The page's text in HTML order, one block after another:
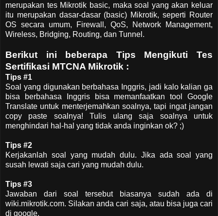
merupakan tes Mikrotik basic, maka soal yang akan keluar
itu merupakan dasar-dasar (basic) Mikrotik, seperti Router
OS secara umum, Firewall, QoS, Network Management,
Wireless, Bridging, Routing, dan Tunnel.
Berikut ini beberapa Tips Mengikuti Tes
Sertifikasi MTCNA Mikrotik :
Tips #1
Soal yang digunakan berbahasa Inggris, jadi kalo kalian ga
bisa berbahasa Inggris bisa memanfaatkan tool Google
Translate untuk menterjemahkan soalnya, tapi ingat jangan
copy paste soalnya! Tulis ulang saja soalnya untuk
menghindari hal-hal yang tidak anda inginkan ok? ;)
Tips #2
Kerjakanlah soal yang mudah dulu. Jika ada soal yang
susah lewati saja cari yang mudah dulu.
Tips #3
Jawaban dari soal tersebut biasanya sudah ada di
wiki.mikrotik.com. Silakan anda cari saja, atau bisa juga cari
di google.